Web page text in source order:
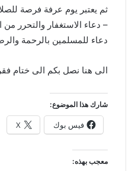
ثم يعتبر يوم عرفة فرصة
– دعاء الاستغفار والتحرر من
دعاء للمسلمين بالرحمة
الى هنا نصل بكم الى ختام
شارك هذا الموضوع:
فيس بوك X
معجب بهذه: